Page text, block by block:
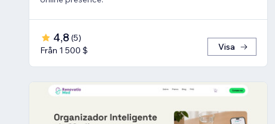
4,8 (5)
Från 1 500 $
Visa